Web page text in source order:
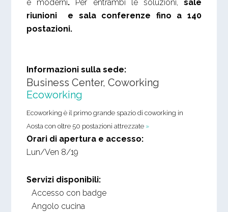
e moderni. Per entrambi le soluzioni, sale
riunioni e sala conferenze fino a 140
postazioni.
Informazioni sulla sede:
Business Center, Coworking
Ecoworking
Ecoworking è il primo grande spazio di coworking in
Aosta con oltre 50 postazioni attrezzate »
Orari di apertura e accesso:
Lun/Ven 8/19
Servizi disponibili:
Accesso con badge
Angolo cucina